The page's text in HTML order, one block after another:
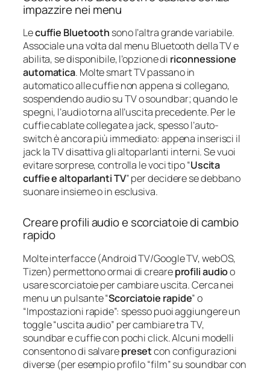
impazzire nei menu
Lecuffie Bluetooth sono l’altra grande variabile.
Associale una volta dal menu Bluetooth della TV e
abilita, se disponibile, l’opzione di riconnessione
automatica. Molte smart TV passano in
automatico alle cuffie non appena si collegano,
sospendendo audio su TV o soundbar; quando le
spegni, l’audio torna all’uscita precedente. Per le
cuffie cablate collegate a jack, spesso l’auto-
switch è ancora più immediato: appena inserisci il
jack la TV disattiva gli altoparlanti interni. Se vuoi
evitare sorprese, controlla le voci tipo “Uscita
cuffie e altoparlanti TV” per decidere se debbano
suonare insieme o in esclusiva.
Creare profili audio e scorciatoie di cambio
rapido
Molte interfacce (Android TV/Google TV, webOS,
Tizen) permettono ormai di creareprofili audioo
usare scorciatoie per cambiare uscita. Cerca nei
menu un pulsante “Scorciatoie rapide” o
“Impostazioni rapide”: spesso puoi aggiungere un
toggle “uscita audio” per cambiare tra TV,
soundbar e cuffie con pochi click. Alcuni modelli
consentono di salvarepresetcon configurazioni
diverse (per esempio profilo “film” su soundbar con